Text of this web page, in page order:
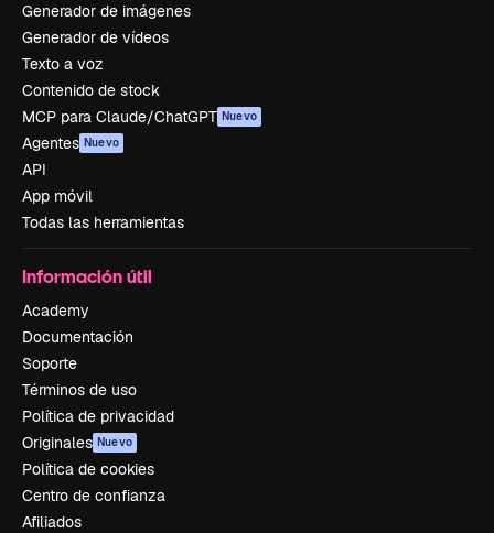
Generador de imágenes
Generador de vídeos
Texto a voz
Contenido de stock
MCP para Claude/ChatGPT Nuevo
Agentes Nuevo
API
App móvil
Todas las herramientas
Información útil
Academy
Documentación
Soporte
Términos de uso
Política de privacidad
Originales Nuevo
Política de cookies
Centro de confianza
Afiliados